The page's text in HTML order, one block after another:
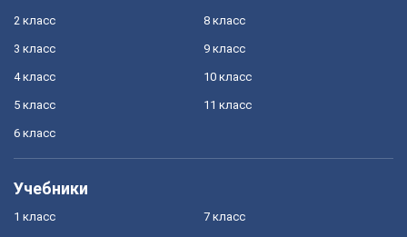
2 класс
3 класс
4 класс
5 класс
6 класс
8 класс
9 класс
10 класс
11 класс
Учебники
1 класс 7 класс